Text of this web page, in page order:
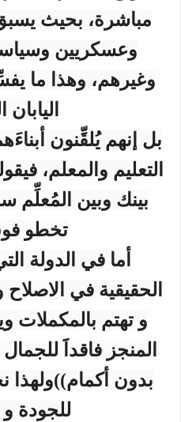
مباشرة، بحيث يسبق
وعسكريين
وغيرهم، وهذا ما
بل إنهم يُلقِّنون
التعليم والمعلم،
بينك وبين المُعلِّم
تخطو
أما في الدولة
الحقيقية في
و تهتم بالمكملات
المنجز فاقداََ
بدون أكمام))ولهذا
للجودة و